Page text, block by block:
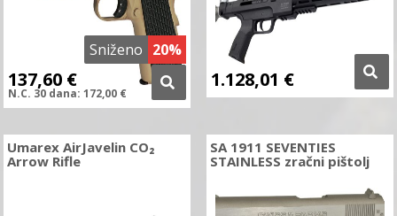
Sniženo 20%
137,60 €
N.C. 30 dana:172,00 €
1.128,01 €
Umarex AirJavelin CO₂
Arrow Rifle
SA 1911 SEVENTIES
STAINLESS zračni pištolj